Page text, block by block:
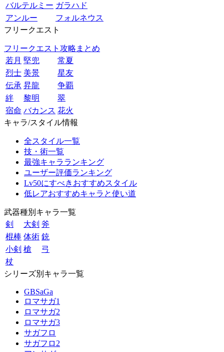
バルテルミー ガラハド
アンルー
フォルネウス
フリークエスト
フリークエスト攻略まとめ
若月 堅兜
常夏
烈士 美景
星友
伝承 昇龍
争覇
絆
黎明
翠
宿命 バカンス 花火
キャラ/スタイル情報
全スタイル一覧
技・術一覧
最強キャラランキング
ユーザー評価ランキング
Lv50にすべきおすすめスタイル
低レアおすすめキャラと使い道
武器種別キャラ一覧
剣
大剣 斧
棍棒 体術 銃
小剣 槍
弓
杖
シリーズ別キャラ一覧
GBSaGa
ロマサガ1
ロマサガ2
ロマサガ3
サガフロ
サガフロ2